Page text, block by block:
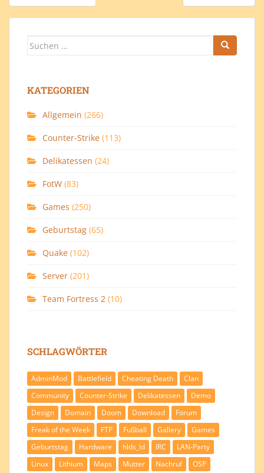
Suchen
KATEGORIEN
Allgemein (266)
Counter-Strike (113)
Delikatessen (24)
FotW (83)
Games (250)
Geburtstag (65)
Quake (102)
Server (201)
Team Fortress 2 (10)
SCHLAGWÖRTER
AdminMod Battlefield Cheating Death
Clan
Community
Counter-Strike Delikatessen
Demo
Design
Domain Doom Download
Forum
Freak of the Week
FTP Fußball Gallery
Games
Geburtstag
Hardware hlds_ld IRC
LAN-Party
Linux
Lithium Maps Mutter Nachruf
OSP